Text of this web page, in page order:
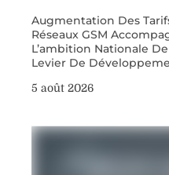
Augmentation Des
Réseaux GSM
L’ambition Nationale
Levier De
5 août 2026